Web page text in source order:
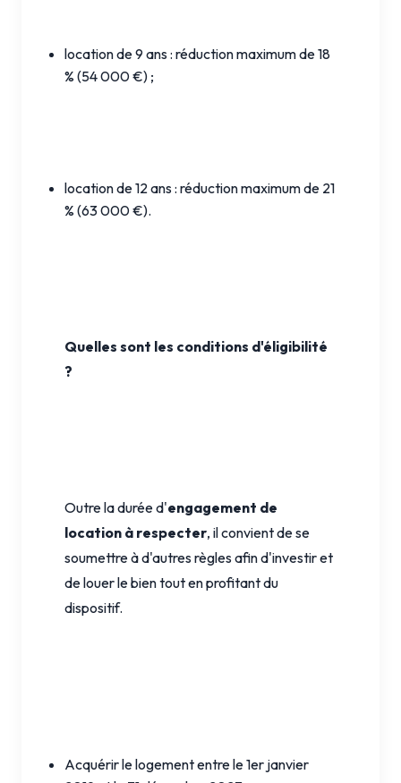
location de 9 ans : réduction maximum de 18
% (54 000 €) ;
location de 12 ans : réduction maximum de 21
% (63 000 €).
Quelles sont les conditions d'éligibilité
?
Outre la durée d'engagement de
location à respecter, il convient de se
soumettre à d'autres règles afin d'investir et
de louer le bien tout en profitant du
dispositif.
Acquérir le logement entre le 1er janvier